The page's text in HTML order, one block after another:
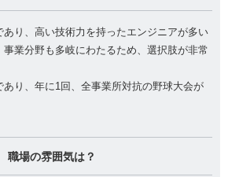
あり、高い技術力を持ったエンジニアが多い
事業分野も多岐にわたるため、選択肢が非常
あり、年に1回、全事業所対抗の野球大会が
職場の雰囲気は？